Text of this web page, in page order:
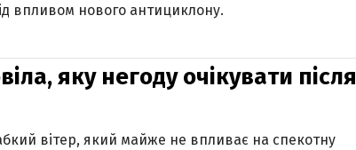
впливом нового антициклону.
яку негоду очікувати після
вітер, який майже не впливає на спекотну